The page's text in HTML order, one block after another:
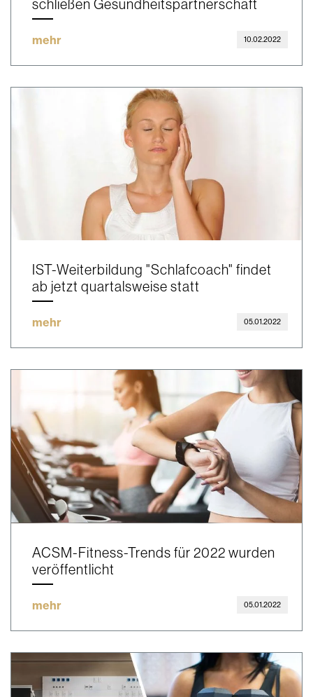
schließen Gesundheitspartnerschaft
mehr 10.02.2022
IST-Weiterbildung "Schlafcoach" findet
ab jetzt quartalsweise statt
mehr 05.01.2022
ACSM-Fitness-Trends für 2022 wurden
veröffentlicht
mehr 05.01.2022